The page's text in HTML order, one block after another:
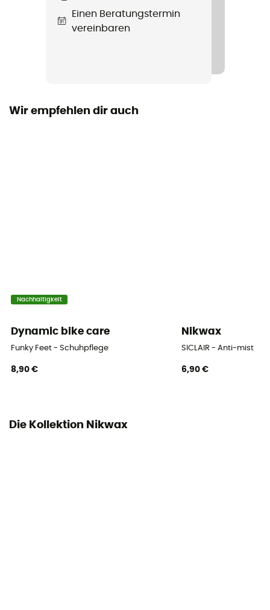
Einen Beratungstermin
vereinbaren
Wir empfehlen dir auch
Nachhaltigkeit
Dynamic bike care
Funky Feet - Schuhpflege
8,90 €
Nikwax
SICLAIR - Anti-mist
6,90 €
Die Kollektion Nikwax